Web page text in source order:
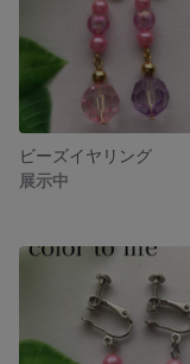
ビーズイヤリング
展示中